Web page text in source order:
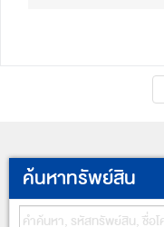
ค้นหาทรัพย์สิน